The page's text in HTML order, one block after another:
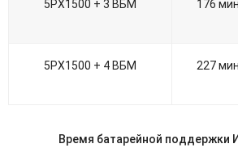
5PX1500 + 3 ВБМ 176 мин
5PX1500 + 4 ВБМ 227 мин
Время батарейной поддержки